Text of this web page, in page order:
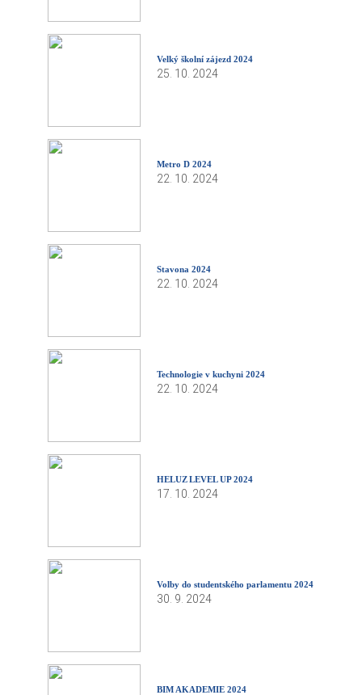
Velký školní zájezd 2024
25. 10. 2024
Metro D 2024
22. 10. 2024
Stavona 2024
22. 10. 2024
Technologie v kuchyni 2024
22. 10. 2024
HELUZ LEVEL UP 2024
17. 10. 2024
Volby do studentského parlamentu 2024
30. 9. 2024
BIM AKADEMIE 2024